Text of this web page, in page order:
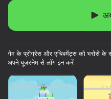
गेम के प्रोग्रेस और एचिवमेंट्स को भरोसे के
अपने यूज़रनेम से लॉग इन करें